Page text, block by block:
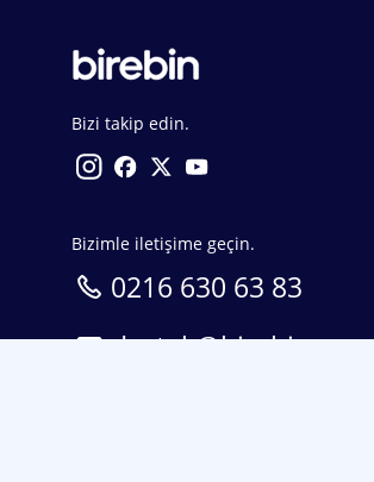
Bizi takip edin.
Bizimle iletişime geçin.
0216 630 63 83
destek@birebin.com